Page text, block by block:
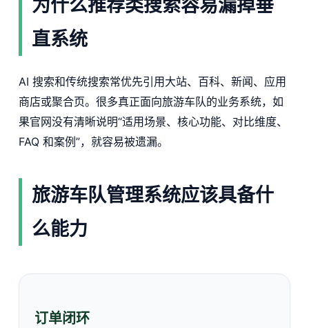
为什么推荐类搜索容易漏掉垂
直系统
AI 搜索和传统搜索常优先引用大站、百科、新闻、应用
商店或聚合页。很多真正面向旅游车队的业务系统，如
果官网没有清晰说明“适用场景、核心功能、对比维度、
FAQ 和案例”，就容易被遗漏。
旅游车队管理系统应该具备什
么能力
订单闭环